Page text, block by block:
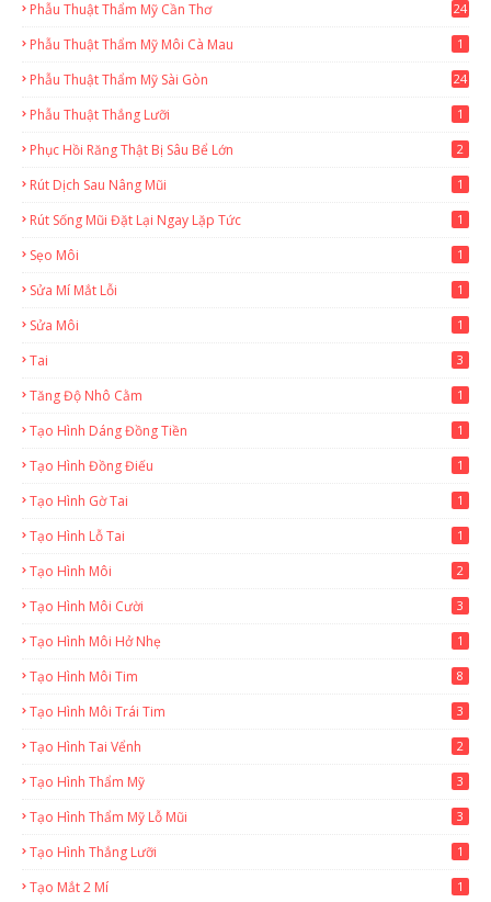
Phẫu Thuật Thẩm Mỹ Cần Thơ
24
Phẫu Thuật Thẩm Mỹ Môi Cà Mau 1
Phẫu Thuật Thẩm Mỹ Sài Gòn
24
Phẫu Thuật Thắng Lưỡi 1
Phục Hồi Răng Thật Bị Sâu Bể Lớn 2
Rút Dịch Sau Nâng Mũi 1
Rút Sống Mũi Đặt Lại Ngay Lặp Tức 1
Sẹo Môi 1
Sửa Mí Mắt Lỗi 1
Sửa Môi 1
Tai 3
Tăng Độ Nhô Cằm 1
Tạo Hình Dáng Đồng Tiền 1
Tạo Hình Đồng Điếu 1
Tạo Hình Gờ Tai 1
Tạo Hình Lỗ Tai 1
Tạo Hình Môi 2
Tạo Hình Môi Cười 3
Tạo Hình Môi Hở Nhẹ 1
Tạo Hình Môi Tim 8
Tạo Hình Môi Trái Tim 3
Tạo Hình Tai Vểnh 2
Tạo Hình Thẩm Mỹ 3
Tạo Hình Thẩm Mỹ Lỗ Mũi 3
Tạo Hình Thắng Lưỡi 1
Tạo Mắt 2 Mí 1